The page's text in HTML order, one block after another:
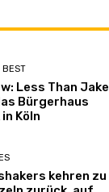
BEST
Less Than Jake
Bürgerhaus
Köln
kehren zu